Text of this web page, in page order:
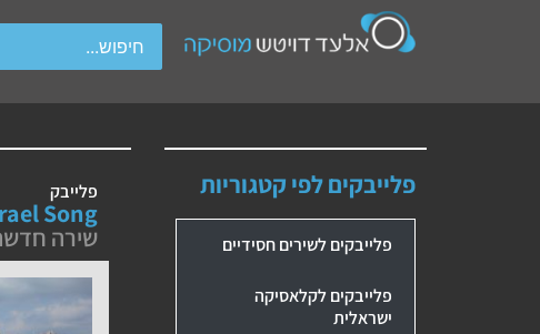
swipe gestures.
פלייבקים לפי קטגוריות
פלייבקים לשירים חסידיים
פלייבקים לקלאסיקה
ישראלית
פלייבק
Song
שירה